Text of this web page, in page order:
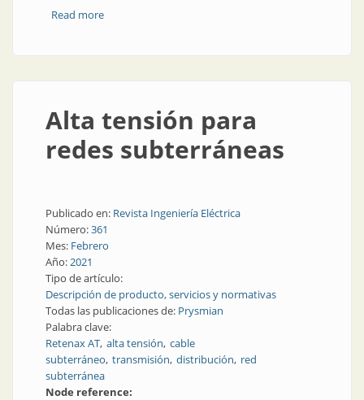
Read moreabout Gabinetes de acometida subterránea de PRFV
Alta tensión para
redes subterráneas
Publicado en: Revista Ingeniería Eléctrica
Número:361
Mes: Febrero
Año:2021
Tipo de artículo:
Descripción de producto, servicios y normativas
Todas las publicaciones de: Prysmian
Palabra clave:
Retenax AT alta tensión cable
subterráneo transmisión distribución red
subterránea
Node reference: